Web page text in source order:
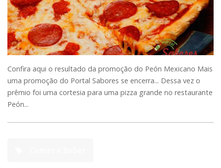
Confira aqui o resultado da promoção do Peón Mexicano Mais
uma promoção do Portal Sabores se encerra... Dessa vez o
prêmio foi uma cortesia para uma pizza grande no restaurante
Peón...